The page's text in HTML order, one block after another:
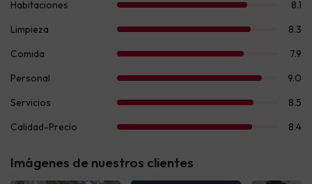
Imágenes de nuestros clientes